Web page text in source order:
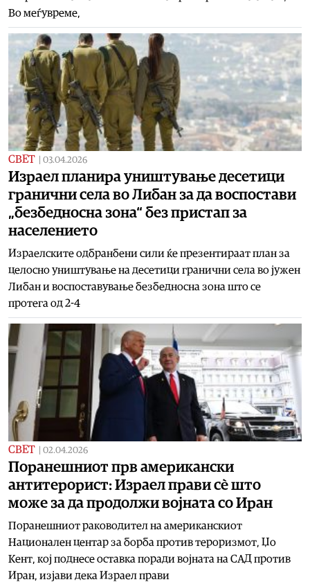
Во меѓувреме,
СВЕТ 03.04.2026
Израел планира уништување десетици
гранични села во Либан за да воспостави
„безбедносна зона“ без пристап за
населението
Израелските одбранбени сили ќе презентираат план за
целосно уништување на десетици гранични села во јужен
Либан и воспоставување безбедносна зона што се
протега од 2-4
СВЕТ 02.04.2026
Поранешниот прв американски
антитерорист: Израел прави сè што
може за да продолжи војната со Иран
Поранешниот раководител на американскиот
Национален центар за борба против тероризмот, Џо
Кент, кој поднесе оставка поради војната на САД против
Иран, изјави дека Израел прави